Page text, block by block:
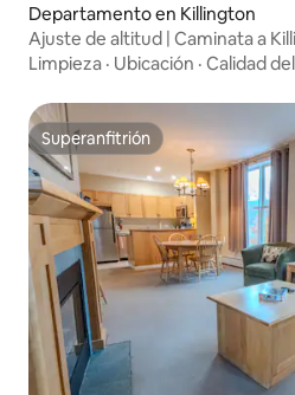
Departamento en Killington
Ajuste de altitud | Caminata a
Limpieza · Ubicación · Calidad
Superanfitrión
Superanfitrión